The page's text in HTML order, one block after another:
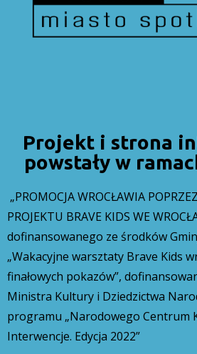
Projekt i strona
powstały w
„PROMOCJA WROCŁAWIA
PROJEKTU BRAVE KIDS WE
dofinansowanego ze środków
„Wakacyjne warsztaty Brave Kids
finałowych pokazów”,
Ministra Kultury i Dziedzictwa
programu „Narodowego Centrum
Interwencje. Edycja 2022”